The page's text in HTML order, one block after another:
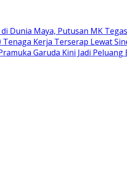
Dunia Maya, Putusan MK
Kerja Terserap Lewat
Garuda Kini Jadi Peluang